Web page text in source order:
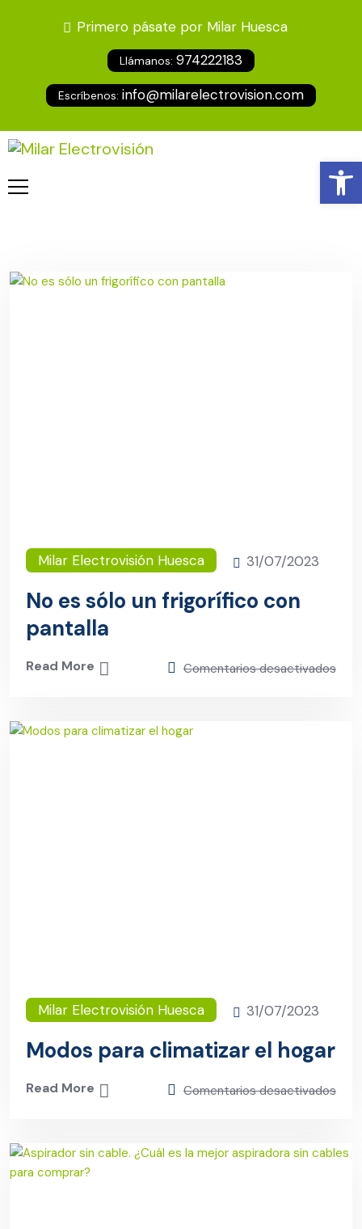
Primero pásate por Milar Huesca
Llámanos: 974222183
Escríbenos: info@milarelectrovision.com
Milar Electrovisión Huesca 31/07/2023
No es sólo un frigorífico con
pantalla
Read More Comentarios desactivados
Milar Electrovisión Huesca 31/07/2023
Modos para climatizar el hogar
Read More Comentarios desactivados